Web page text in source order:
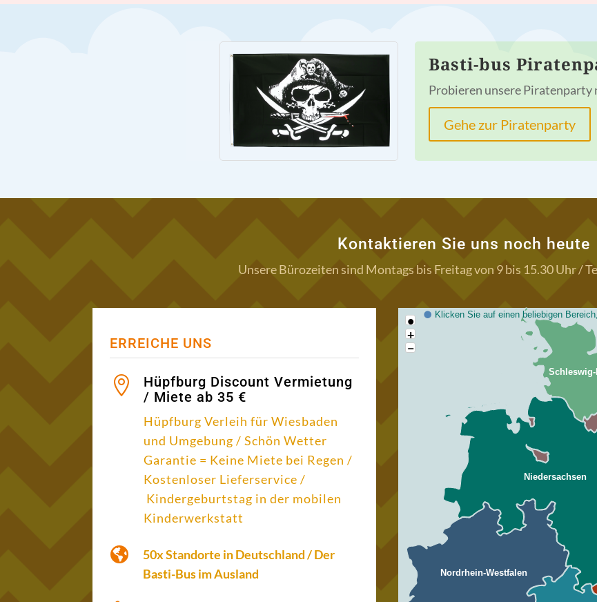
Basti-bus
Probieren unsere Piratenparty
Gehe zur Piratenparty
Kontaktieren Sie uns noch heute
Unsere Bürozeiten sind Montags bis Freitag von 9 bis 15.30 Uhr /
ERREICHE UNS

Hüpfburg Discount Vermietung
/ Miete ab 35 €
Hüpfburg Verleih für Wiesbaden
und Umgebung / Schön Wetter
Garantie = Keine Miete bei Regen /
Kostenloser Lieferservice /
Kindergeburtstag in der mobilen
Kinderwerkstatt

50x Standorte in Deutschland / Der
Basti-Bus im Ausland
Nordrhein-Westfalen
Niedersachsen
Klicken Sie auf einen beliebigen
•
+
−